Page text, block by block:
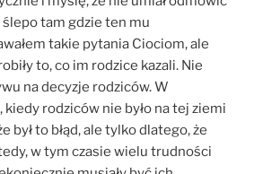
ślepo tam gdzie ten mu
takie pytania Ciociom, ale
to, co im rodzice kazali. Nie
na decyzje rodziców. W
kiedy rodziców nie było na tej ziemi
był to błąd, ale tylko dlatego, że
w tym czasie wielu trudności